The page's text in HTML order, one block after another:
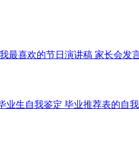
我最喜欢的节日演讲稿 家长会发
业生自我鉴定 毕业推荐表的自